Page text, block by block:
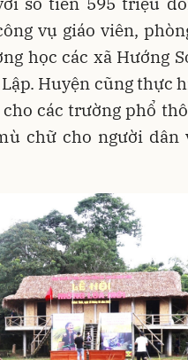
vụ giáo viên,
học các xã Hướng
Huyện cũng thực
các trường phổ
chữ cho người dân